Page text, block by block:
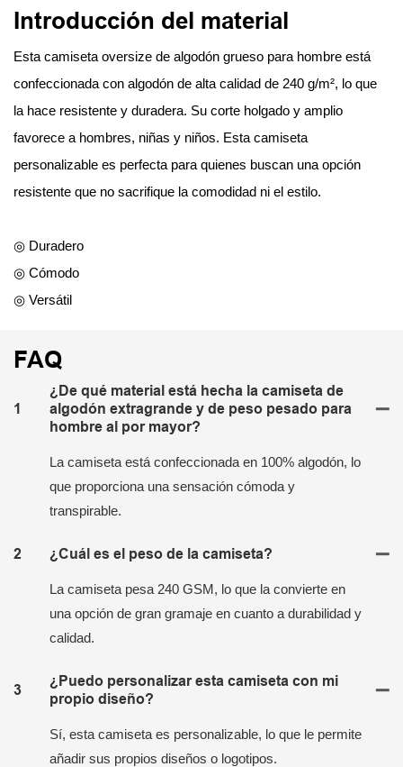
Introducción del material
Esta camiseta oversize de algodón grueso para hombre está
confeccionada con algodón de alta calidad de 240 g/m², lo que
la hace resistente y duradera. Su corte holgado y amplio
favorece a hombres, niñas y niños. Esta camiseta
personalizable es perfecta para quienes buscan una opción
resistente que no sacrifique la comodidad ni el estilo.
◎ Duradero
◎ Cómodo
◎ Versátil
FAQ
1
¿De qué material está hecha la camiseta de
algodón extragrande y de peso pesado para
hombre al por mayor?
La camiseta está confeccionada en 100% algodón, lo
que proporciona una sensación cómoda y
transpirable.
2 ¿Cuál es el peso de la camiseta?
La camiseta pesa 240 GSM, lo que la convierte en
una opción de gran gramaje en cuanto a durabilidad y
calidad.
3
¿Puedo personalizar esta camiseta con mi
propio diseño?
Sí, esta camiseta es personalizable, lo que le permite
añadir sus propios diseños o logotipos.